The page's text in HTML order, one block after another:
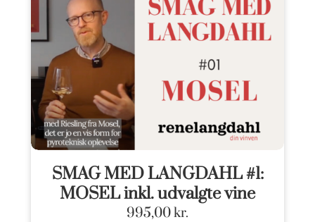
SMAG MED LANGDAHL #1:
MOSEL inkl. udvalgte vine
995,00kr.